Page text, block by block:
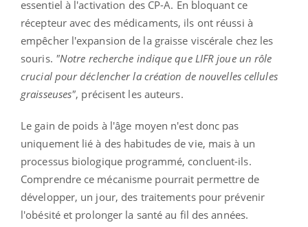
essentiel à l'activation des CP-A. En bloquant ce
récepteur avec des médicaments, ils ont réussi à
empêcher l'expansion de la graisse viscérale chez les
souris. "Notre recherche indique que LIFR joue un rôle
crucial pour déclencher la création de nouvelles cellules
graisseuses", précisent les auteurs.
Le gain de poids à l'âge moyen n'est donc pas
uniquement lié à des habitudes de vie, mais à un
processus biologique programmé, concluent-ils.
Comprendre ce mécanisme pourrait permettre de
développer, un jour, des traitements pour prévenir
l'obésité et prolonger la santé au fil des années.